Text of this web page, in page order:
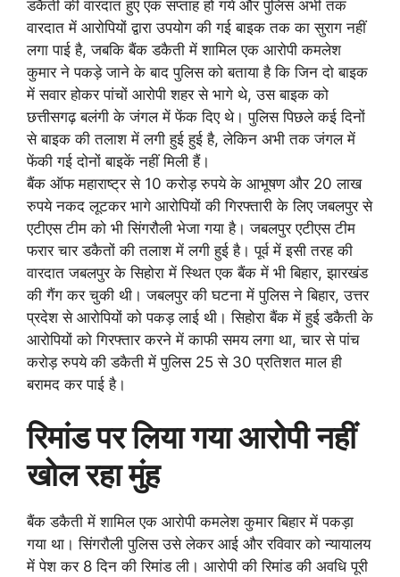
डकैती की वारदात हुए एक सप्ताह हो गये और पुलिस अभी तक
वारदात में आरोपियों द्वारा उपयोग की गई बाइक तक का सुराग नहीं
लगा पाई है, जबकि बैंक डकैती में शामिल एक आरोपी कमलेश
कुमार ने पकड़े जाने के बाद पुलिस को बताया है कि जिन दो बाइक
में सवार होकर पांचों आरोपी शहर से भागे थे, उस बाइक को
छत्तीसगढ़ बलंगी के जंगल में फेंक दिए थे। पुलिस पिछले कई दिनों
से बाइक की तलाश में लगी हुई हुई है, लेकिन अभी तक जंगल में
फेंकी गई दोनों बाइकें नहीं मिली हैं।
बैंक ऑफ महाराष्ट्र से 10 करोड़ रुपये के आभूषण और 20 लाख
रुपये नकद लूटकर भागे आरोपियों की गिरफ्तारी के लिए जबलपुर से
एटीएस टीम को भी सिंगरौली भेजा गया है। जबलपुर एटीएस टीम
फरार चार डकैतों की तलाश में लगी हुई है। पूर्व में इसी तरह की
वारदात जबलपुर के सिहोरा में स्थित एक बैंक में भी बिहार, झारखंड
की गैंग कर चुकी थी। जबलपुर की घटना में पुलिस ने बिहार, उत्तर
प्रदेश से आरोपियों को पकड़ लाई थी। सिहोरा बैंक में हुई डकैती के
आरोपियों को गिरफ्तार करने में काफी समय लगा था, चार से पांच
करोड़ रुपये की डकैती में पुलिस 25 से 30 प्रतिशत माल ही
बरामद कर पाई है।
रिमांड पर लिया गया आरोपी नहीं
खोल रहा मुंह
बैंक डकैती में शामिल एक आरोपी कमलेश कुमार बिहार में पकड़ा
गया था। सिंगरौली पुलिस उसे लेकर आई और रविवार को न्यायालय
में पेश कर 8 दिन की रिमांड ली। आरोपी की रिमांड की अवधि पूरी